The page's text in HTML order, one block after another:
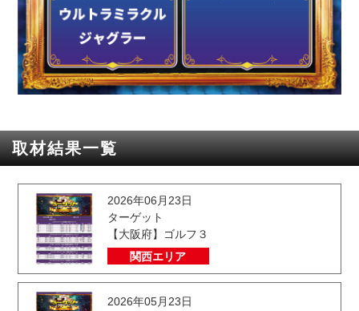
取材結果一覧
2026年06月23日
ターゲット
【大阪府】ゴルフ３
関西エリア
2026年05月23日